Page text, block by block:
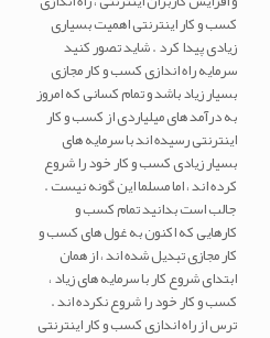
کسب و کار اینترنتی اهمیت بسیاری
زیادی پیدا کرد . شاید تصور کنید
سرمایه راه اندازی کسب و کار مجازی
بسیار زیاد باشد و تمام کسانی که امروز
به درآمد های میلیاردی از کسب و کار
اینترنتی رسیده اند با سرمایه های
بسیار زیادی کسب و کار خود را شروع
کرده اند ، اما مسلما این گونه نیست .
جالب است بدانید تمام کسب و
کارهایی که اکنون به غول های کسب و
کار مجازی تبدیل شده اند ، از همان
ابتدای شروع کار با سرمایه های زیاد ،
کسب و کار خود را شروع نکرده اند .
ترس از راه اندازی کسب و کار اینترنتی